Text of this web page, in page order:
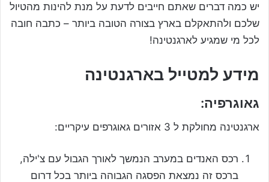
יש כמה דברים שאתם חייבים לדעת על מנת להינות מהטיול
שלכם ולהתאקלם בארץ בצורה הטובה ביותר – כתבה חובה
לכל מי שמגיע לארגנטינה!
מידע למטייל בארגנטינה
גאוגרפיה:
ארגנטינה מחולקת ל 3 אזורים גאוגרפים עיקריים:
רכס האנדים במערב הנמשך לאורך הגבול עם צ'ילה,
ברכס זה נמצאת הפסגה הגבוהה ביותר בכל דרום